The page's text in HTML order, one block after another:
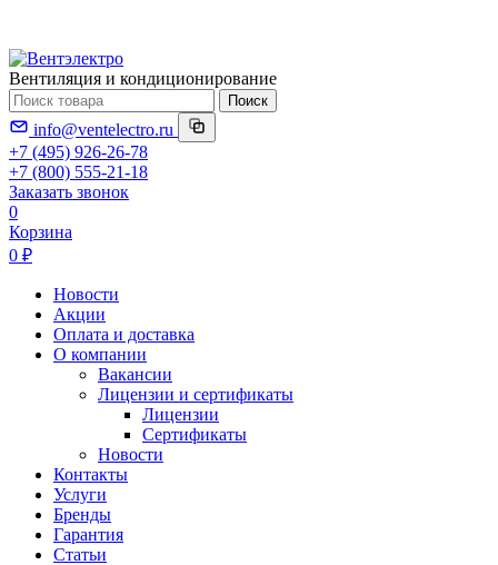
Вентиляция и кондиционирование
Поиск
info@ventelectro.ru
+7 (495) 926-26-78
+7 (800) 555-21-18
Заказать звонок
0
Корзина
0 ₽
Новости
Акции
Оплата и доставка
О компании
Вакансии
Лицензии и сертификаты
Лицензии
Сертификаты
Новости
Контакты
Услуги
Бренды
Гарантия
Статьи